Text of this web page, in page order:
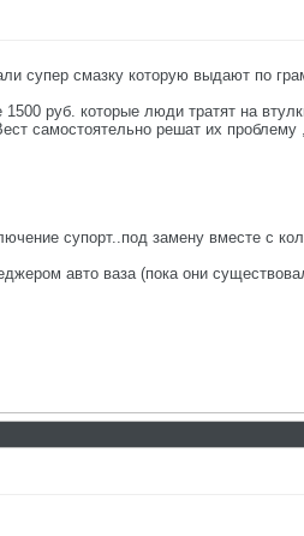
супер смазку которую выдают по
руб. которые люди тратят на
самостоятельно решат их
супорт..под замену вместе с
авто ваза (пока они